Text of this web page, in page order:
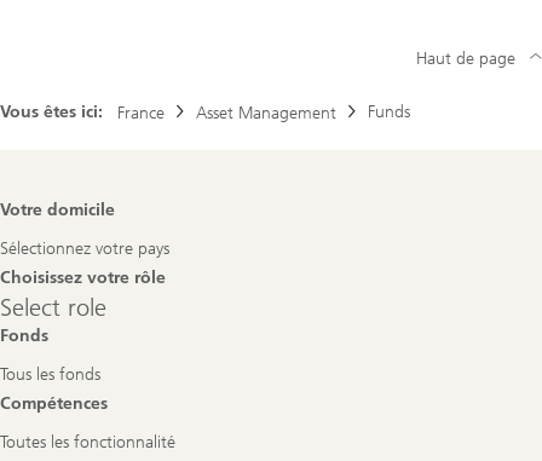
Vous êtes ici: France Asset Management Funds
Haut de page
Footer
Votre domicile
Sélectionnez votre pays
Choisissez votre rôle
Select
role
Select role
Fonds
Tous les fonds
Compétences
Toutes les fonctionnalité